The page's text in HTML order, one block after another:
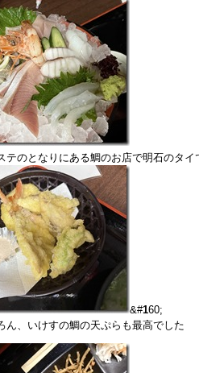
テのとなりにある鯛のお店で明石のタイ
&#160;
ん、いけすの鯛の天ぷらも最高でした